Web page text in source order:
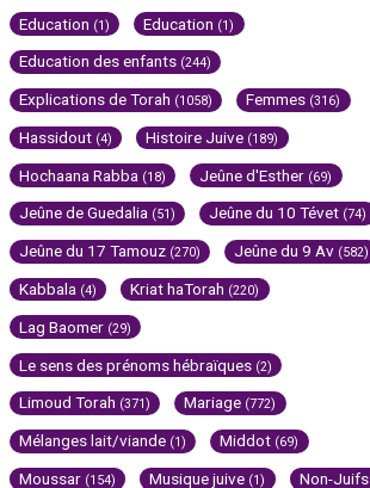
Education (1) Education (1)
Education des enfants (244)
Explications de Torah (1058) Femmes (316)
Hassidout (4) Histoire Juive (189)
Hochaana Rabba (18) Jeûne d'Esther (69)
Jeûne de Guedalia (51) Jeûne du 10 Tévet (74)
Jeûne du 17 Tamouz (270) Jeûne du 9 Av (582)
Kabbala (4) Kriat haTorah (220)
Lag Baomer (29)
Le sens des prénoms hébraïques (2)
Limoud Torah (371) Mariage (772)
Mélanges lait/viande (1) Middot (69)
Moussar (154) Musique juive (1) Non-Juifs